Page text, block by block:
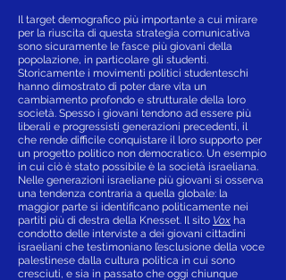
Il target demografico più importante a cui mirare
per la riuscita di questa strategia comunicativa
sono sicuramente le fasce più giovani della
popolazione, in particolare gli studenti.
Storicamente i movimenti politici studenteschi
hanno dimostrato di poter dare vita un
cambiamento profondo e strutturale della loro
società. Spesso i giovani tendono ad essere più
liberali e progressisti generazioni precedenti, il
che rende difficile conquistare il loro supporto per
un progetto politico non democratico. Un esempio
in cui ciò è stato possibile è la società israeliana.
Nelle generazioni israeliane più giovani si osserva
una tendenza contraria a quella globale: la
maggior parte si identificano politicamente nei
partiti più di destra della Knesset. Il sito Vox ha
condotto delle interviste a dei giovani cittadini
israeliani che testimoniano l’esclusione della voce
palestinese dalla cultura politica in cui sono
cresciuti, e sia in passato che oggi chiunque